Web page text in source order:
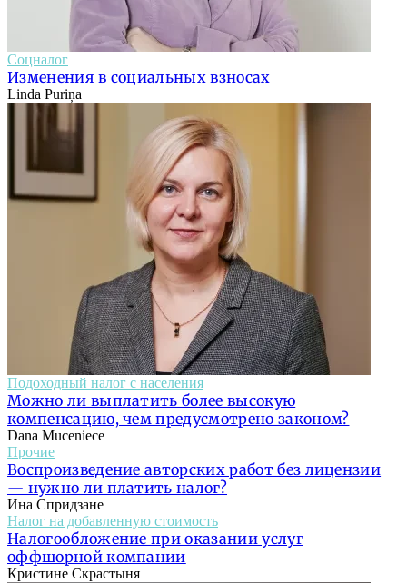
Соцналог
Изменения в социальных взносах
Linda Puriņa
Подоходный налог с населения
Можно ли выплатить более высокую
компенсацию, чем предусмотрено законом?
Dana Muceniece
Прочие
Воспроизведение авторских работ без лицензии
— нужно ли платить налог?
Ина Спридзане
Налог на добавленную стоимость
Налогообложение при оказании услуг
оффшорной компании
Кристине Скрастыня